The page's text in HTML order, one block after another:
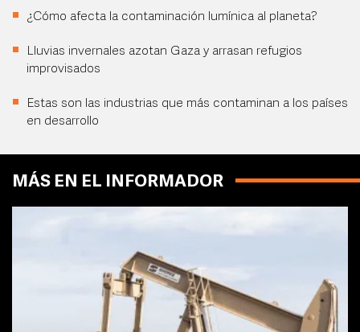
¿Cómo afecta la contaminación lumínica al planeta?
Lluvias invernales azotan Gaza y arrasan refugios
improvisados
Estas son las industrias que más contaminan a los países
en desarrollo
MÁS EN EL INFORMADOR